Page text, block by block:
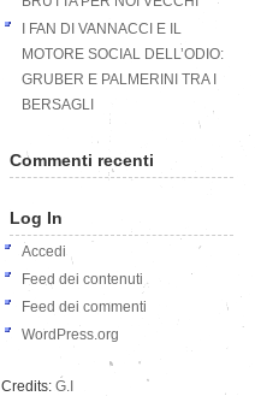
I FAN DI VANNACCI E IL
MOTORE SOCIAL DELL’ODIO:
GRUBER E PALMERINI TRA I
BERSAGLI
Commenti recenti
Log In
Accedi
Feed dei contenuti
Feed dei commenti
WordPress.org
Credits: G.I